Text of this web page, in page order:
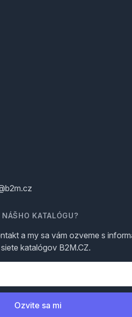
KATALÓGU?
a my sa vám ozveme s
katalógov B2M.CZ.
Ozvite sa mi